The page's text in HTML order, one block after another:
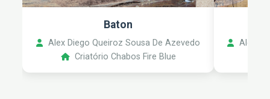
Baton
Alex Diego Queiroz Sousa De Azevedo
Criatório Chabos Fire Blue
Alex